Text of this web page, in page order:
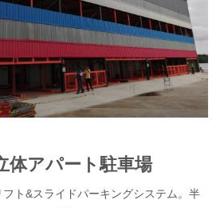
体アパート駐車場
ト&スライドパーキングシステム。半